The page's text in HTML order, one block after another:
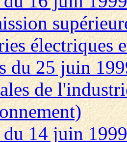
électriques
du 25 juin
de
14 juin